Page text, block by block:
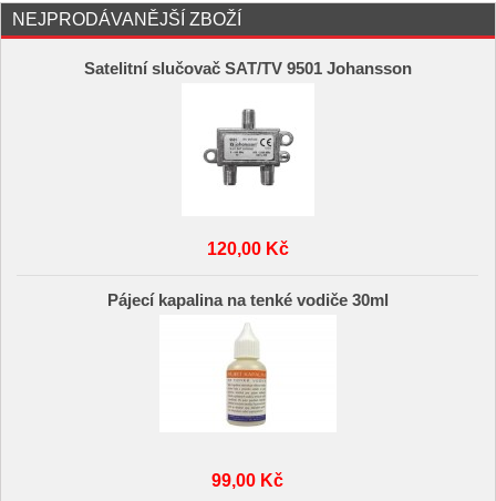
NEJPRODÁVANĚJŠÍ ZBOŽÍ
Satelitní slučovač SAT/TV 9501 Johansson
120,00 Kč
Pájecí kapalina na tenké vodiče 30ml
99,00 Kč